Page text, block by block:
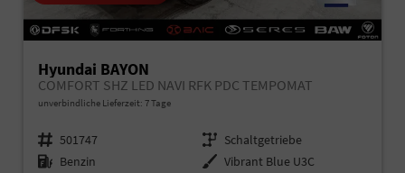
Hyundai BAYON
COMFORT SHZ LED NAVI RFK PDC TEMPOMAT
unverbindliche Lieferzeit: 7 Tage
Fahrzeugnr. 501747 Getriebe Schaltgetriebe
Kraftstoff Benzin Außenfarbe Vibrant Blue U3C